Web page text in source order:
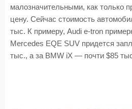
малозначительными, как только
цену. Сейчас стоимость
тыс. К примеру, Audi e-tron
Mercedes EQE SUV придется
тыс., а за BMW iX — почти $85